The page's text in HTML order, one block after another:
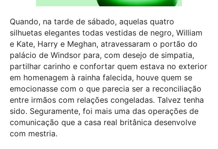
Quando, na tarde de sábado, aquelas quatro
silhuetas elegantes todas vestidas de negro, William
e Kate, Harry e Meghan, atravessaram o portão do
palácio de Windsor para, com desejo de simpatia,
partilhar carinho e confortar quem estava no exterior
em homenagem à rainha falecida, houve quem se
emocionasse com o que parecia ser a reconciliação
entre irmãos com relações congeladas. Talvez tenha
sido. Seguramente, foi mais uma das operações de
comunicação que a casa real britânica desenvolve
com mestria.